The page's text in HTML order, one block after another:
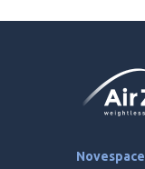
Novespace